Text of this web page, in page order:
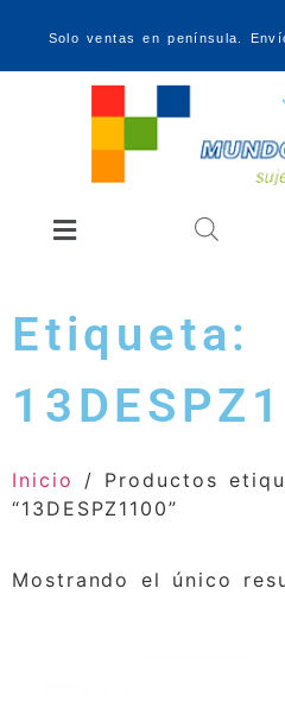
Solo ventas en península.
Etiqueta:
Inicio
/ Productos
“13DESPZ1100”
Mostrando el único